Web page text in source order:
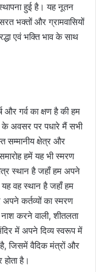
हुई है। यह नूतन
भक्तों और ग्रामवासियों
एवं भक्ति भाव के साथ
गर्व का क्षण है की हम
अवसर पर पधारे मैं सभी
क्षेत्र और
हमें यह भी स्मरण
स्थान है जहाँ हम अपने
वह स्थान है जहाँ हम
कर्तव्यों का स्मरण
करने वाली, शीतलता
में अपने दिव्य स्वरूप में
है, जिसमें वैदिक मंत्रों और
है।